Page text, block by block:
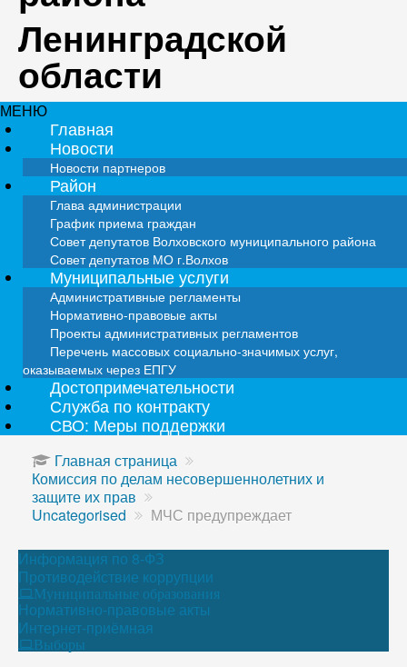
Ленинградской
области
МЕНЮ
Главная
Новости
Новости партнеров
Район
Глава администрации
График приема граждан
Совет депутатов Волховского муниципального района
Совет депутатов МО г.Волхов
Муниципальные услуги
Административные регламенты
Нормативно-правовые акты
Проекты административных регламентов
Перечень массовых социально-значимых услуг,
оказываемых через ЕПГУ
Достопримечательности
Служба по контракту
СВО: Меры поддержки
Главная страница
Комиссия по делам несовершеннолетних и
защите их прав
Uncategorised
МЧС предупреждает
Информация по 8-ФЗ
Противодействие коррупции
Муниципальные образования
Нормативно-правовые акты
Интернет-приёмная
Выборы